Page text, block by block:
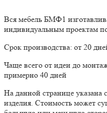
Вся мебель БМФ1
индивидуальным проектам
Срок производства: от 20
Чаще всего от идеи до
примерно 40 дней
На данной странице указана
изделия. Стоимость может